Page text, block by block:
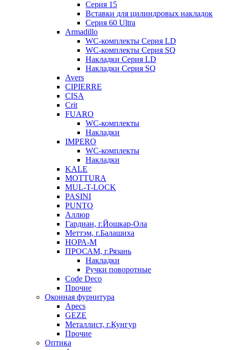
Серия 15
Вставки для цилиндровых накладок
Серия 60 Ultra
Armadillo
WC-комплекты Серия LD
WC-комплекты Серия SQ
Накладки Серия LD
Накладки Серия SQ
Avers
CIPIERRE
CISA
Crit
FUARO
WC-комплекты
Накладки
IMPERO
WC-комплекты
Накладки
KALE
MOTTURA
MUL-T-LOCK
PASINI
PUNTO
Аллюр
Гардиан, г.Йошкар-Ола
Меттэм, г.Балашиха
НОРА-М
ПРОСАМ, г.Рязань
Накладки
Ручки поворотные
Code Deco
Прочие
Оконная фурнитура
Apecs
GEZE
Металлист, г.Кунгур
Прочие
Оптика